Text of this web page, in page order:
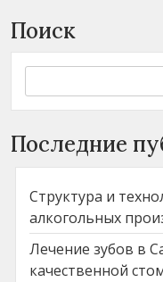
Поиск
Последние
Структура и
алкогольных
Лечение зубов в
качественной